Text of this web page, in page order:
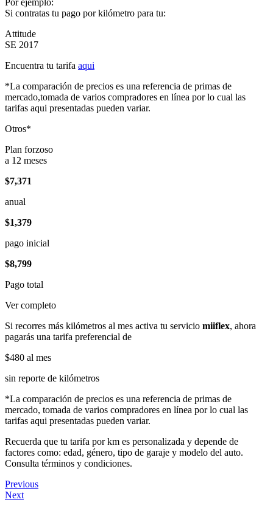
Si contratas tu pago por kilómetro para tu:
Attitude
SE 2017
Encuentra tu tarifa aqui
*La comparación de precios es una referencia de primas de
mercado,tomada de varios compradores en línea por lo cual las
tarifas aqui presentadas pueden variar.
Otros*
Plan forzoso
a 12 meses
$7,371
anual
$1,379
pago inicial
$8,799
Pago total
Ver completo
Si recorres más kilómetros al mes activa tu servicio miiflex, ahora
pagarás una tarifa preferencial de
$480 al mes
sin reporte de kilómetros
*La comparación de precios es una referencia de primas de
mercado, tomada de varios compradores en línea por lo cual las
tarifas aqui presentadas pueden variar.
Recuerda que tu tarifa por km es personalizada y depende de
factores como: edad, género, tipo de garaje y modelo del auto.
Consulta términos y condiciones.
Previous
Next